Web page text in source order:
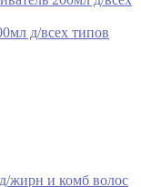
д/всех типов